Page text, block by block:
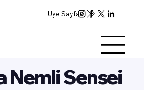
Üye Sayfası
Nemli Sensei